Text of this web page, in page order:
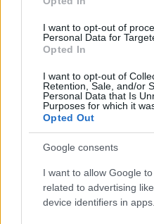
I want to opt-out of
Personal Data for
Opted In
I want to opt-out of
Retention, Sale, and/or
Personal Data that Is
Purposes for which it
Opted Out
Google consents
I want to allow Google
related to advertising
device identifiers in apps.